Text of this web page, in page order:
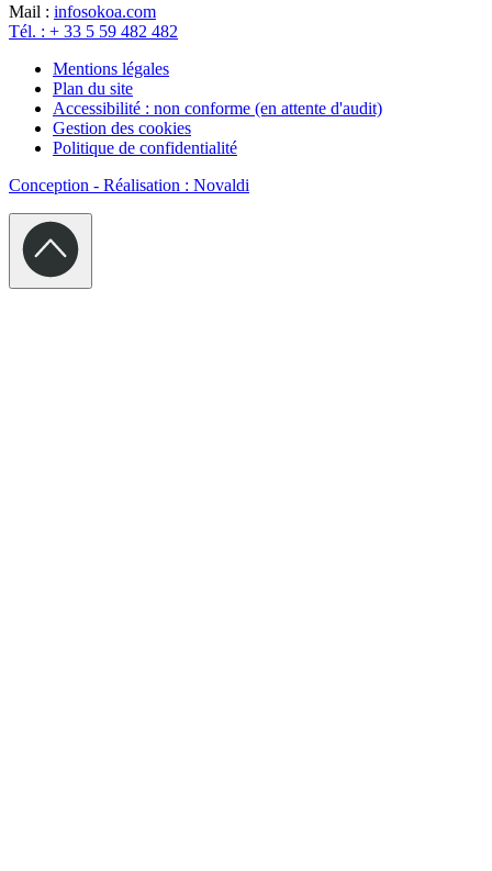
Mail : infosokoa.com
Tél. : + 33 5 59 482 482
Mentions légales
Plan du site
Accessibilité : non conforme (en attente d'audit)
Gestion des cookies
Politique de confidentialité
Conception - Réalisation : Novaldi